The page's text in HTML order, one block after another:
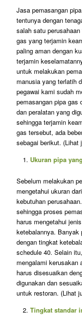
Jasa pemasangan
tentunya dengan
salah satu
gas yang terjamin
paling aman dengan
terjamin
untuk melakukan
manusia yang terlatih
pegawai kami sudah
pemasangan pipa gas
dan peralatan yang
sehingga terjamin
gas tersebut, ada
sebagai berikut. (Lihat
Ukuran pipa
Sebelum melakukan
mengetahui ukuran
kebutuhan
sehingga proses
harus mengetahui
ketebalannya. Banyak
dengan tingkat
schedule 40. Selain
mengalami kerusakan
harus disesuaikan
digunakan dan
untuk restoran. (Lihat
Tingkat standar